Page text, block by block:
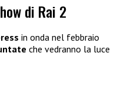
di Rai 2
in onda nel febbraio
che vedranno la luce